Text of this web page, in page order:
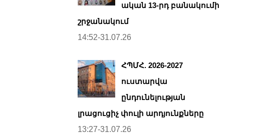
ական 13-րդ բանակումի
շրջանակում
14:52-31.07.26
ՀՊՄՀ. 2026-2027
ուստարվա
ընդունելության
լրացուցիչ փուլի արդյունքները
13:27-31.07.26